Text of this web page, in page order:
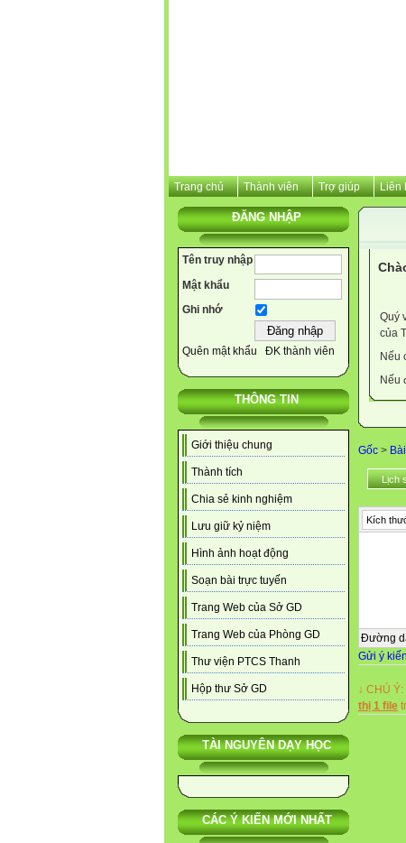
Trang chủ Thành viên Trợ giúp Liên
ĐĂNG NHẬP
Tên truy nhập
Mật khẩu
Ghi nhớ
Quên mật khẩu ĐK thành viên
THÔNG TIN
Giới thiệu chung
Thành tích
Chia sẻ kinh nghiệm
Lưu giữ kỷ niệm
Hình ảnh hoạt động
Soạn bài trực tuyến
Trang Web của Sở GD
Trang Web của Phòng GD
Thư viện PTCS Thanh
Hộp thư Sở GD
TÀI NGUYÊN DẠY HỌC
CÁC Ý KIẾN MỚI NHẤT
Quý
của
Nếu
Nếu
Gốc >
Lịch
Kích
Đường
Gửi ý kiến
↓ CHÚ
thị 1 file